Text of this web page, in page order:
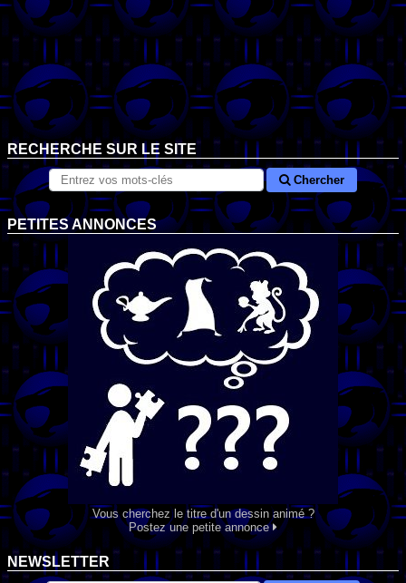
RECHERCHE SUR LE SITE
Chercher
PETITES ANNONCES
Vous cherchez le titre d'un dessin animé ?
Postez une petite annonce
NEWSLETTER